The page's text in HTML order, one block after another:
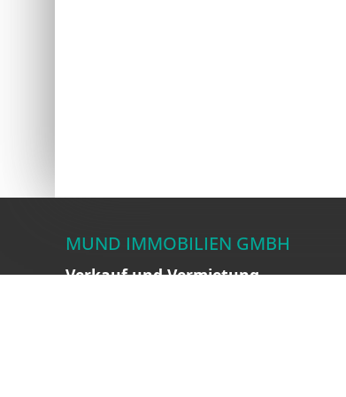
MUND IMMOBILIEN GMBH
Verkauf und Vermietung